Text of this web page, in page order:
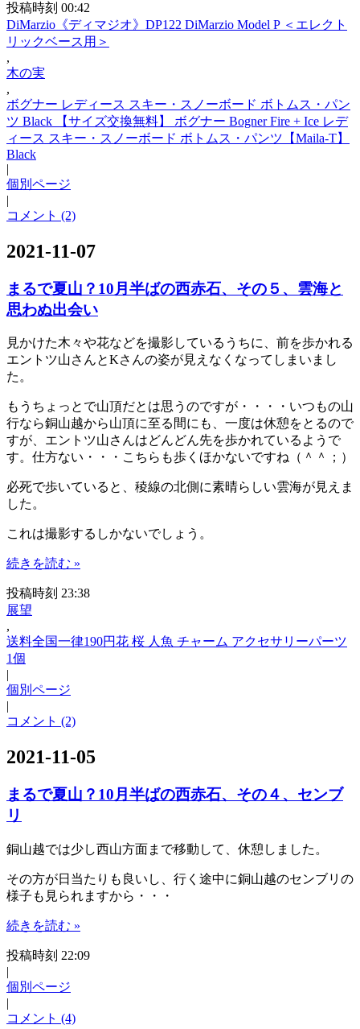
投稿時刻 00:42
DiMarzio《ディマジオ》DP122 DiMarzio Model P ＜エレクト
リックベース用＞
,
木の実
,
ボグナー レディース スキー・スノーボード ボトムス・パン
ツ Black 【サイズ交換無料】 ボグナー Bogner Fire + Ice レデ
ィース スキー・スノーボード ボトムス・パンツ【Maila-T】
Black
|
個別ページ
|
コメント (2)
2021-11-07
まるで夏山？10月半ばの西赤石、その５、雲海と
思わぬ出会い
見かけた木々や花などを撮影しているうちに、前を歩かれる
エントツ山さんとKさんの姿が見えなくなってしまいまし
た。
もうちょっとで山頂だとは思うのですが・・・・いつもの山
行なら銅山越から山頂に至る間にも、一度は休憩をとるので
すが、エントツ山さんはどんどん先を歩かれているようで
す。仕方ない・・・こちらも歩くほかないですね（＾＾；）
必死で歩いていると、稜線の北側に素晴らしい雲海が見えま
した。
これは撮影するしかないでしょう。
続きを読む »
投稿時刻 23:38
展望
,
送料全国一律190円花 桜 人魚 チャーム アクセサリーパーツ
1個
|
個別ページ
|
コメント (2)
2021-11-05
まるで夏山？10月半ばの西赤石、その４、センブ
リ
銅山越では少し西山方面まで移動して、休憩しました。
その方が日当たりも良いし、行く途中に銅山越のセンブリの
様子も見られますから・・・
続きを読む »
投稿時刻 22:09
|
個別ページ
|
コメント (4)